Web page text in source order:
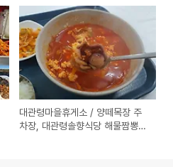
대관령마을휴게소 / 양떼목장 주
차장, 대관령솔향식당 해물짬뽕순